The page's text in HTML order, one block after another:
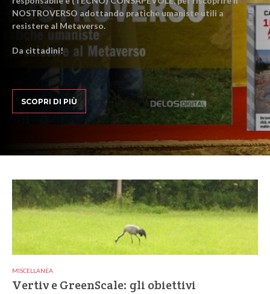
NOSTROVERSO adottando pratiche umaniste utili a
resistere al Metaverso.
Da cittadini!
SCOPRI DI PIÙ
MISCELLANEA
Vertiv e GreenScale: gli obiettivi